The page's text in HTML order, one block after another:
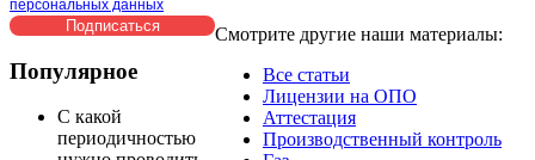
персональных данных
Популярное
С какой
периодичностью
Смотрите другие наши материалы:
Все статьи
Лицензии на ОПО
Аттестация
Производственный контроль